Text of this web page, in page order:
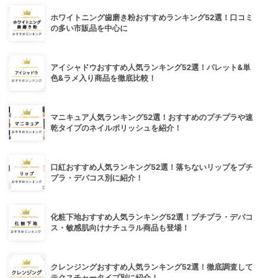
ホワイトニング歯磨き粉おすすめランキング52選！口コミ
の多い市販品を中心に
アイシャドウおすすめ人気ランキング52選！パレット&単
色&ラメ入り商品を徹底比較！
マニキュア人気ランキング52選！おすすめのプチプラや速
乾タイプのネイルポリッシュを紹介！
口紅おすすめ人気ランキング52選！落ちないリップをプチ
プラ・デパコス別に紹介！
化粧下地おすすめ人気ランキング52選！プチプラ・デパコ
ス・敏感肌向けナチュラル商品も登場！
クレンジングおすすめ人気ランキング52選！徹底調査して